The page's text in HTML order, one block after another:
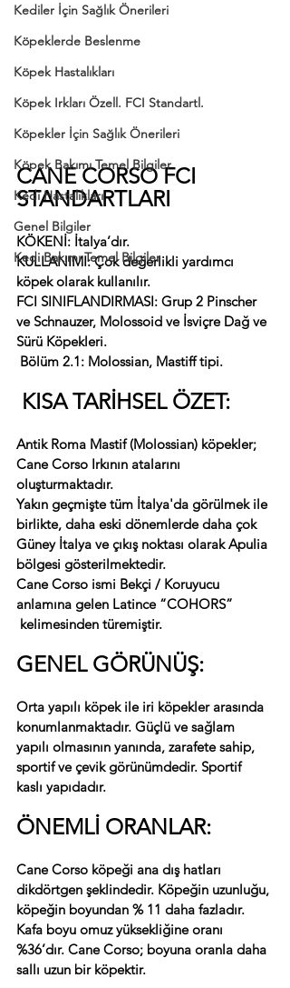
Kediler İçin Sağlık Önerileri
Köpeklerde Beslenme
Köpek Hastalıkları
Köpek Irkları Özell. FCI Standartl.
Köpekler İçin Sağlık Önerileri
Köpek Bakımı Temel Bilgiler
Kedi Hastalıkları
Genel Bilgiler
Kedi Bakımı Temel Bilgiler
CANE CORSO FCI
STANDARTLARI
KÖKENİ: İtalya’dır.
KULLANIMI: Çok değerlikli yardımcı
köpek olarak kullanılır.
FCI SINIFLANDIRMASI: Grup 2 Pinscher
ve Schnauzer, Molossoid ve İsviçre Dağ ve
Sürü Köpekleri.
Bölüm 2.1: Molossian, Mastiff tipi.
KISA TARİHSEL ÖZET:
Antik Roma Mastif (Molossian) köpekler;
Cane Corso Irkının atalarını
oluşturmaktadır.
Yakın geçmişte tüm İtalya'da görülmek ile
birlikte, daha eski dönemlerde daha çok
Güney İtalya ve çıkış noktası olarak Apulia
bölgesi gösterilmektedir.
Cane Corso ismi Bekçi / Koruyucu
anlamına gelen Latince “COHORS”
kelimesinden türemiştir.
GENEL GÖRÜNÜŞ:
Orta yapılı köpek ile iri köpekler arasında
konumlanmaktadır. Güçlü ve sağlam
yapılı olmasının yanında, zarafete sahip,
sportif ve çevik görünümdedir. Sportif
kaslı yapıdadır.
ÖNEMLİ ORANLAR:
Cane Corso köpeği ana dış hatları
dikdörtgen şeklindedir. Köpeğin uzunluğu,
köpeğin boyundan % 11 daha fazladır.
Kafa boyu omuz yüksekliğine oranı
%36’dır. Cane Corso; boyuna oranla daha
sallı uzun bir köpektir.